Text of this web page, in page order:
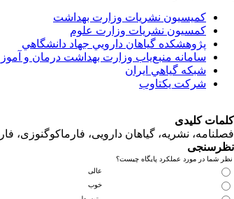
کمیسیون نشریات وزارت بهداشت
کمسیون نشریات وزارت علوم
پژوهشكده گياهان دارويي جهاد دانشگاهي
سامانه منبع‌ياب وزارت بهداشت درمان و
شبكه گياهي ايران
شرکت یکتاوب
کلمات کلیدی
فصلنامه، نشریه، گیاهان دارویی،
نظرسنجی
نظر شما در مورد عملکرد پایگاه چیست؟
عالی
خوب